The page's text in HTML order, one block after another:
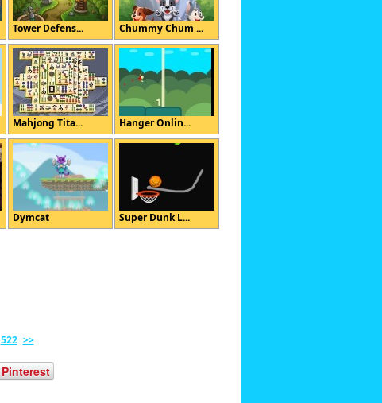
Tower Defens... Chummy Chum ...
Mahjong Tita... Hanger Onlin...
Dymcat Super Dunk L...
522 >>
Pinterest